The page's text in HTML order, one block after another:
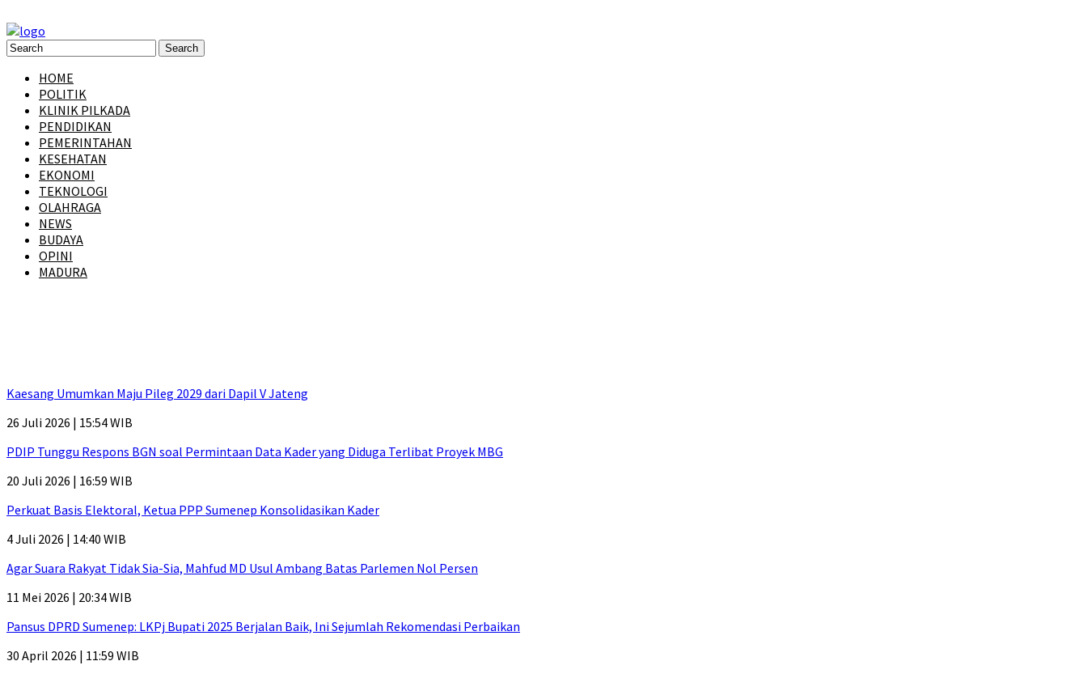
HOME
POLITIK
KLINIK PILKADA
PENDIDIKAN
PEMERINTAHAN
KESEHATAN
EKONOMI
TEKNOLOGI
OLAHRAGA
NEWS
BUDAYA
OPINI
MADURA
Kaesang Umumkan Maju Pileg 2029 dari Dapil V Jateng
26 Juli 2026 | 15:54 WIB
PDIP Tunggu Respons BGN soal Permintaan Data Kader yang Diduga Terlibat Proyek MBG
20 Juli 2026 | 16:59 WIB
Perkuat Basis Elektoral, Ketua PPP Sumenep Konsolidasikan Kader
4 Juli 2026 | 14:40 WIB
Agar Suara Rakyat Tidak Sia-Sia, Mahfud MD Usul Ambang Batas Parlemen Nol Persen
11 Mei 2026 | 20:34 WIB
Pansus DPRD Sumenep: LKPj Bupati 2025 Berjalan Baik, Ini Sejumlah Rekomendasi Perbaikan
30 April 2026 | 11:59 WIB